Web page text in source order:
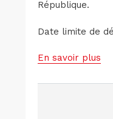
République.
Date limite de
En savoir plus